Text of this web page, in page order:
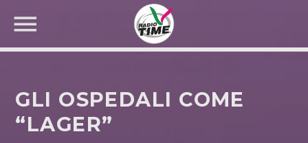
GLI OSPEDALI COME
“LAGER”